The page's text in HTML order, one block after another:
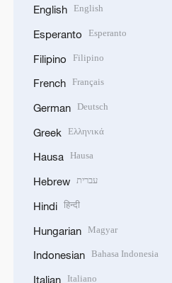
English English
Esperanto Esperanto
Filipino Filipino
French Français
German Deutsch
Greek Ελληνικά
Hausa Hausa
Hebrew עברית
Hindi हिन्दी
Hungarian Magyar
Indonesian Bahasa Indonesia
Italian Italiano